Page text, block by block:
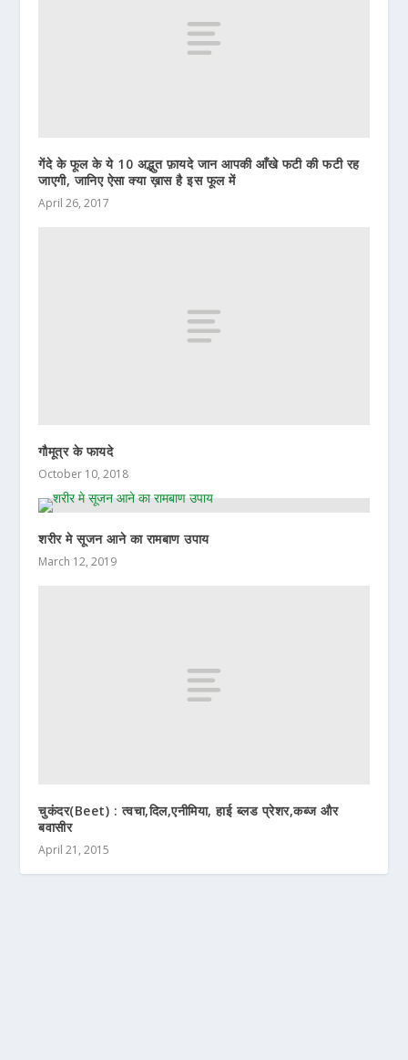
गेंदे के फूल के ये 10 अद्भुत फ़ायदे जान आपकी आँखे फटी की फटी रह
जाएगी, जानिए ऐसा क्या ख़ास है इस फूल में
April 26, 2017
गौमूत्र के फायदे
October 10, 2018
शरीर मे सूजन आने का रामबाण उपाय
March 12, 2019
चुकंदर(Beet) : त्वचा,दिल,एनीमिया, हाई ब्लड प्रेशर,कब्ज और
बवासीर
April 21, 2015